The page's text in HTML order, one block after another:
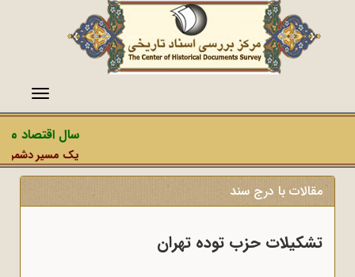
منو
سال اقتصاد
یک مسیر دشمن،
مقالات با درج سند
تشکیلات حزب توده تهران